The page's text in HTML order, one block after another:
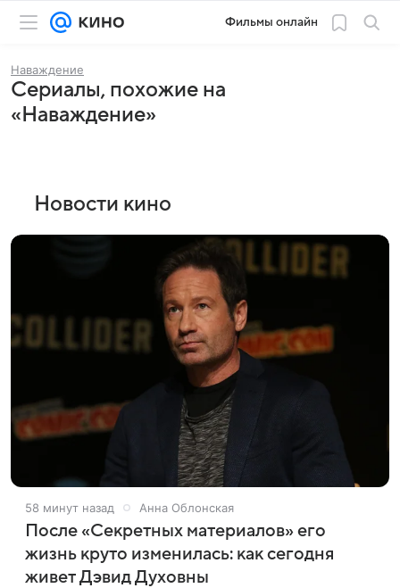
Фильмы онлайн
Наваждение
Сериалы, похожие на
«Наваждение»
Новости кино
58 минут назад Анна Облонская
После «Секретных материалов» его
жизнь круто изменилась: как сегодня
живет Дэвид Духовны